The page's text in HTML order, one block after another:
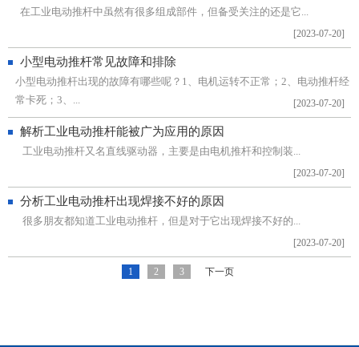
在工业电动推杆中虽然有很多组成部件，但备受关注的还是它...
[2023-07-20]
小型电动推杆常见故障和排除
小型电动推杆出现的故障有哪些呢？1、电机运转不正常；2、电动推杆经
常卡死；3、...
[2023-07-20]
解析工业电动推杆能被广为应用的原因
工业电动推杆又名直线驱动器，主要是由电机推杆和控制装...
[2023-07-20]
分析工业电动推杆出现焊接不好的原因
很多朋友都知道工业电动推杆，但是对于它出现焊接不好的...
[2023-07-20]
1 2 3 下一页